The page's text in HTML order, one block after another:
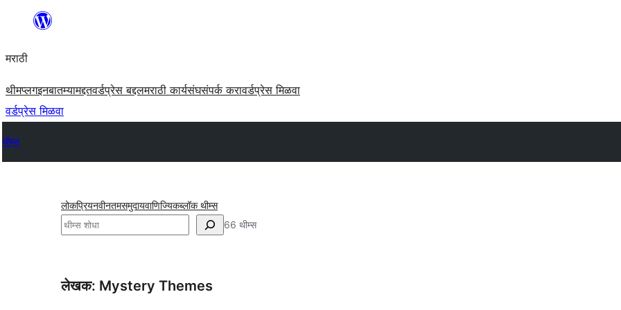
सामुग्रीवर
मराठी
थीमप्लगइनबातम्यामद्दतवर्डप्रेस बद्दलमराठी कार्यसंघसंपर्क करावर्डप्रेस मिळवा
वर्डप्रेस मिळवा
थीम्स
लोकप्रियनवीनतमसमुदायवाणिज्यिकब्लॉक थीम्स
शोधा 66 थीम्स
लेखक: Mystery Themes